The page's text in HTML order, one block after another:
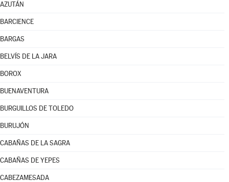
AZUTÁN
BARCIENCE
BARGAS
BELVÍS DE LA JARA
BOROX
BUENAVENTURA
BURGUILLOS DE TOLEDO
BURUJÓN
CABAÑAS DE LA SAGRA
CABAÑAS DE YEPES
CABEZAMESADA